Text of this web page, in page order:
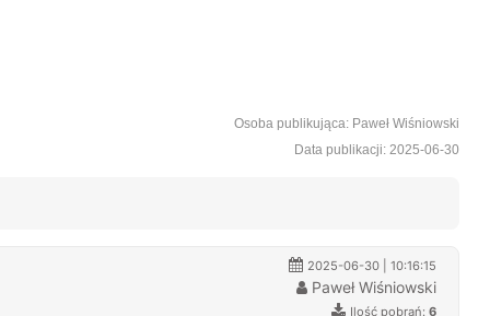
Osoba publikująca: Paweł Wiśniowski
Data publikacji: 2025-06-30
2025-06-30 | 10:16:15
Paweł Wiśniowski
Ilość pobrań: 6